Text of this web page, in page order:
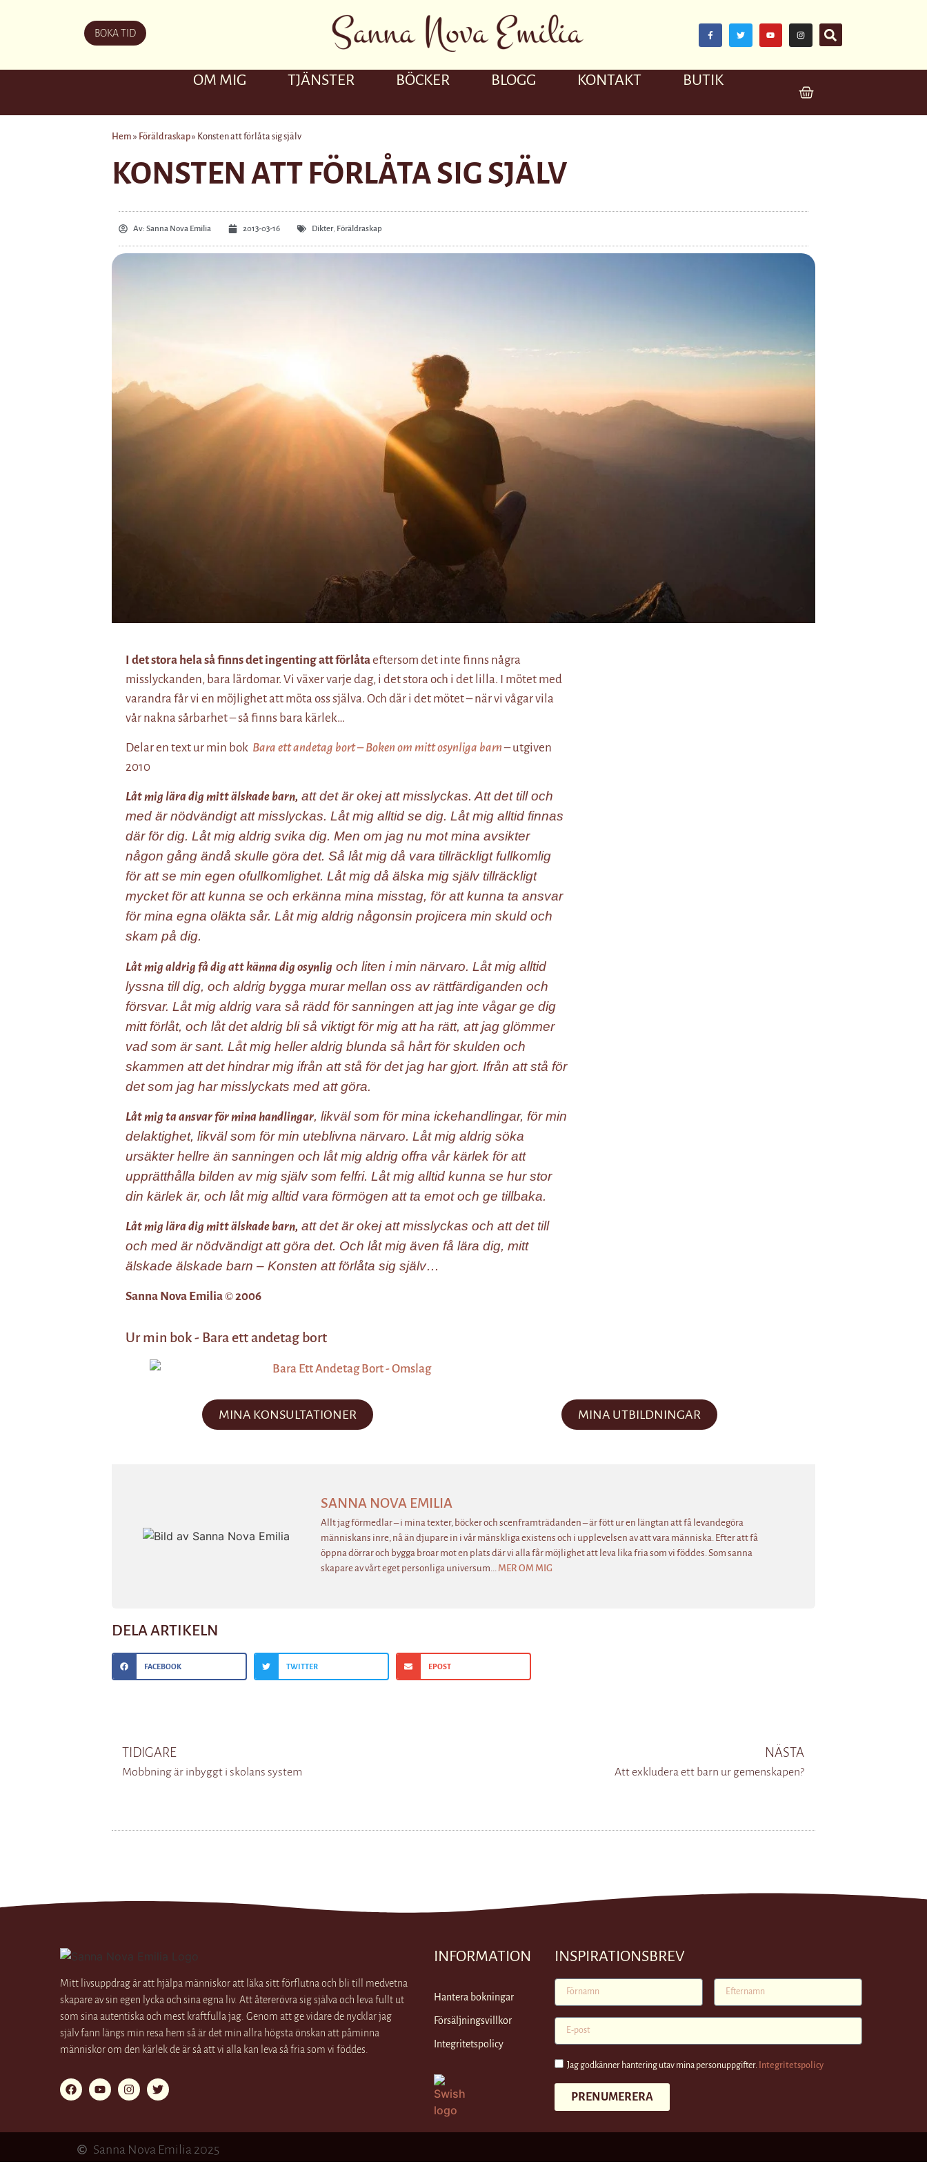
BOKA TID
OM MIG TJÄNSTER BÖCKER BLOGG KONTAKT BUTIK
Hem » Föräldraskap» Konsten att förlåta sig själv
KONSTEN ATT FÖRLÅTA SIG SJÄLV
Av: Sanna Nova Emilia 2013-03-16 Dikter, Föräldraskap
I det stora hela så finns det ingenting att förlåtaeftersom det inte finns några
misslyckanden, bara lärdomar. Vi växer varje dag, i det stora och i det lilla. I mötet med
varandra får vi en möjlighet att möta oss själva. Och där i det mötet – när vi vågar vila
vår nakna sårbarhet – så finns bara kärlek…
Delar en text ur min bok Bara ett andetag bort – Boken om mitt osynliga barn– utgiven
2010
Låt mig lära dig mitt älskade barn, att det är okej att misslyckas. Att det till och
med är nödvändigt att misslyckas. Låt mig alltid se dig. Låt mig alltid finnas
där för dig. Låt mig aldrig svika dig. Men om jag nu mot mina avsikter
någon gång ändå skulle göra det. Så låt mig då vara tillräckligt fullkomlig
för att se min egen ofullkomlighet. Låt mig då älska mig själv tillräckligt
mycket för att kunna se och erkänna mina misstag, för att kunna ta ansvar
för mina egna oläkta sår. Låt mig aldrig någonsin projicera min skuld och
skam på dig.
Låt mig aldrig få dig att känna dig osynlig och liten i min närvaro. Låt mig alltid
lyssna till dig, och aldrig bygga murar mellan oss av rättfärdiganden och
försvar. Låt mig aldrig vara så rädd för sanningen att jag inte vågar ge dig
mitt förlåt, och låt det aldrig bli så viktigt för mig att ha rätt, att jag glömmer
vad som är sant. Låt mig heller aldrig blunda så hårt för skulden och
skammen att det hindrar mig ifrån att stå för det jag har gjort. Ifrån att stå för
det som jag har misslyckats med att göra.
Låt mig ta ansvar för mina handlingar, likväl som för mina ickehandlingar, för min
delaktighet, likväl som för min uteblivna närvaro. Låt mig aldrig söka
ursäkter hellre än sanningen och låt mig aldrig offra vår kärlek för att
upprätthålla bilden av mig själv som felfri. Låt mig alltid kunna se hur stor
din kärlek är, och låt mig alltid vara förmögen att ta emot och ge tillbaka.
Låt mig lära dig mitt älskade barn, att det är okej att misslyckas och att det till
och med är nödvändigt att göra det. Och låt mig även få lära dig, mitt
älskade älskade barn – Konsten att förlåta sig själv…
Sanna Nova Emilia©2006
Ur min bok - Bara ett andetag bort
MINA KONSULTATIONER MINA UTBILDNINGAR
SANNA NOVA EMILIA
Allt jag förmedlar – i mina texter, böcker och scenframträdanden – är fött ur en längtan att få levandegöra
människans inre, nå än djupare in i vår mänskliga existens och i upplevelsen av att vara människa. Efter att få
öppna dörrar och bygga broar mot en plats där vi alla får möjlighet att leva lika fria som vi föddes. Som sanna
skapare av vårt eget personliga universum... MER OM MIG
DELA ARTIKELN
FACEBOOK TWITTER EPOST
TIDIGARE
Mobbning är inbyggt i skolans system
NÄSTA
Att exkludera ett barn ur gemenskapen?
Mitt livsuppdrag är att hjälpa människor att läka sitt förflutna och bli till medvetna
skapare av sin egen lycka och sina egna liv. Att återerövra sig själva och leva fullt ut
som sina autentiska och mest kraftfulla jag. Genom att ge vidare de nycklar jag
själv fann längs min resa hem så är det min allra högsta önskan att påminna
människor om den kärlek de är så att vi alla kan leva så fria som vi föddes.
INFORMATION
Hantera bokningar
Försäljningsvillkor
Integritetspolicy
INSPIRATIONSBREV
Jag godkänner hantering utav mina personuppgifter. Integritetspolicy
PRENUMERERA
Sanna Nova Emilia 2025